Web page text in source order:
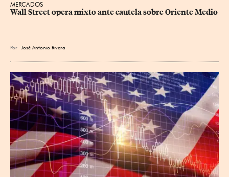
MERCADOS
Wall Street opera mixto ante cautela sobre Oriente Medio
Por José Antonio Rivera